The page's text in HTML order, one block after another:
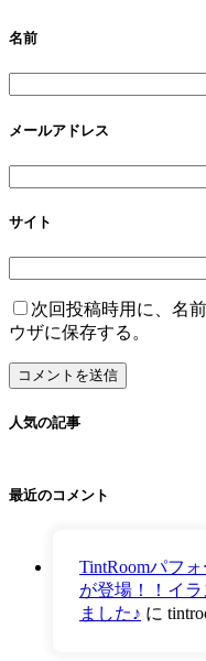
名前
メールアドレス
サイト
次回投稿時用に、名
ウザに保存する。
人気の記事
最近のコメント
TintRoomパフ
が登場！！イ
ました♪ に